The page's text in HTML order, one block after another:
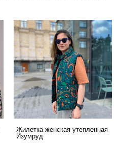
Жилетка женская утепленная
Изумруд